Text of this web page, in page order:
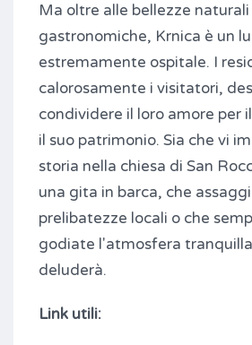
Ma oltre alle bellezze
gastronomiche, Krnica è un
estremamente ospitale. I
calorosamente i visitatori,
condividere il loro amore per
il suo patrimonio. Sia che vi
storia nella chiesa di San
una gita in barca, che
prelibatezze locali o che
godiate l'atmosfera
deluderà.
Link utili: